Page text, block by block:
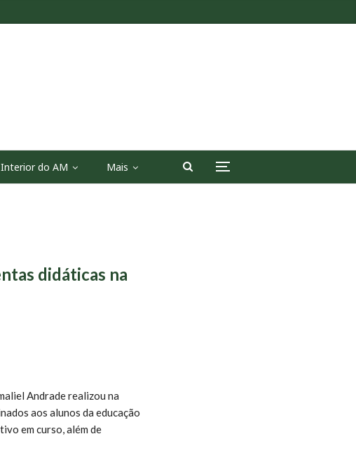
Interior do AM Mais
didáticas na
Andrade realizou na
aos alunos da educação
em curso, além de